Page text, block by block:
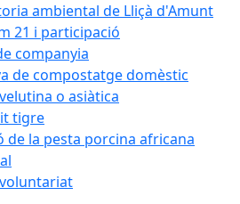
ambiental de Lliçà d'Amunt
21 i participació
companyia
de compostatge domèstic
o asiàtica
tigre
de la pesta porcina africana